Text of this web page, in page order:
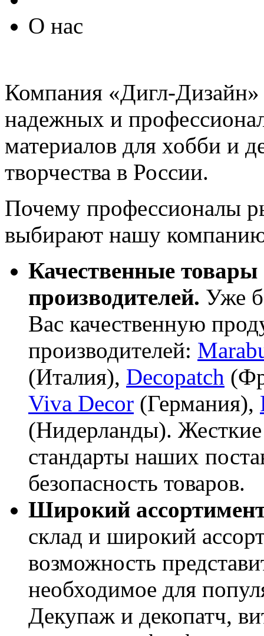
О нас
Компания «Дигл-Дизайн»
надежных и
материалов для хобби и
творчества в России.
Почему профессионалы
выбирают нашу
Качественные
производителей. Уже
Вас качественную
производителей:
(Италия), Decopatch
Viva Decor (Германия),
(Нидерланды).
стандарты наших
безопасность товаров.
Широкий
склад и широкий
возможность
необходимое для
Декупаж и декопатч,